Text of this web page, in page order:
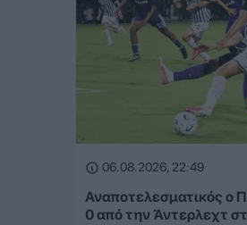
06.08.2026, 22:49
Αναποτελεσματικός ο
0 από την Άντερλεχτ